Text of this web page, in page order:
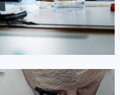
 上海积家维修
艾莉森·安吉莉亚